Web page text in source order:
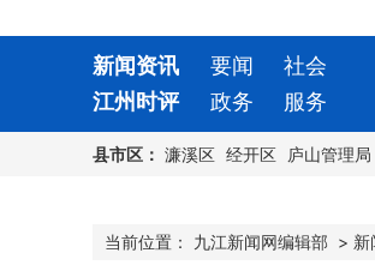
新闻资讯 要闻 社会
江州时评
政务 服务
县市区： 濂溪区 经开区 庐山管理局
当前位置： 九江新闻网编辑部 > 新